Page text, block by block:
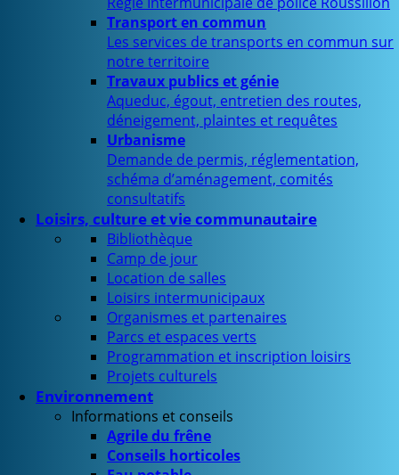
Transport en commun
Les services de transports en commun sur
notre territoire
Travaux publics et génie
Aqueduc, égout, entretien des routes,
déneigement, plaintes et requêtes
Urbanisme
Demande de permis, réglementation,
schéma d’aménagement, comités
consultatifs
Loisirs, culture et vie communautaire
Bibliothèque
Camp de jour
Location de salles
Loisirs intermunicipaux
Organismes et partenaires
Parcs et espaces verts
Programmation et inscription loisirs
Projets culturels
Environnement
Informations et conseils
Agrile du frêne
Conseils horticoles